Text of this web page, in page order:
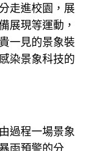
走進校園，展
展現等運動，
一見的景象裝
染景象科技的
過程一場景象
雨預警的分